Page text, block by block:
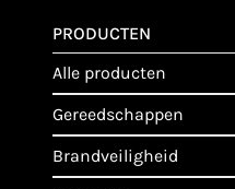
PRODUCTEN
alle producten
gereedschappen
brandveiligheid